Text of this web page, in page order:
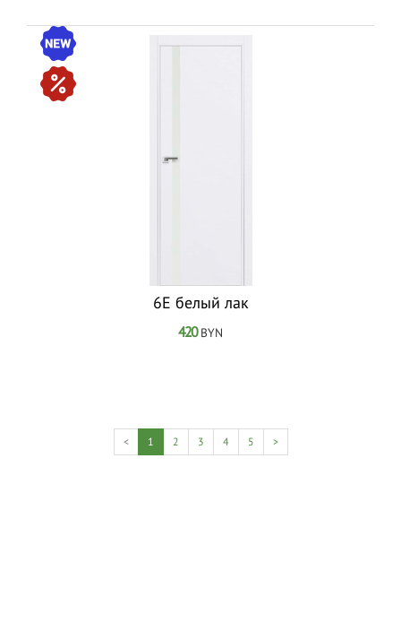
6Е белый лак
420BYN
< 1 (current)
2 3 4 5 >